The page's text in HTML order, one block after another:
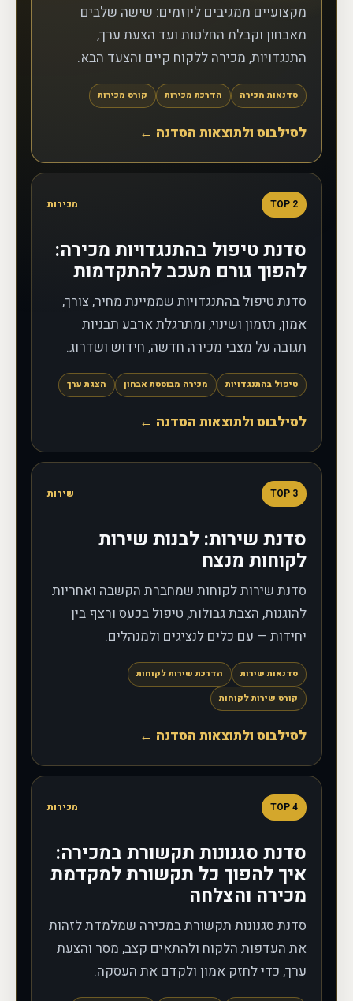
מקצועיים ממגיבים ליוזמים: שישה שלבים
מאבחון וקבלת החלטות ועד הצעת ערך,
התנגדויות, מכירה ללקוח קיים והצעד הבא.
סדנאות מכירה הדרכת מכירות קורס מכירות
לסילבוס ולתוצאות הסדנה ←
TOP 2 מכירות
סדנת טיפול בהתנגדויות מכירה:
להפוך גורם מעכב להתקדמות
סדנת טיפול בהתנגדויות שממיינת מחיר, צורך,
אמון, תזמון ושינוי, ומתרגלת ארבע תבניות
תגובה על מצבי מכירה חדשה, חידוש ושדרוג.
טיפול בהתנגדויות מכירה מבוססת אבחון הצגת ערך
לסילבוס ולתוצאות הסדנה ←
TOP 3 שירות
סדנת שירות: לבנות שירות
לקוחות מנצח
סדנת שירות לקוחות שמחברת הקשבה ואחריות
להוגנות, הצבת גבולות, טיפול בכעס ורצף בין
יחידות — עם כלים לנציגים ולמנהלים.
סדנאות שירות
הדרכת שירות לקוחות
קורס שירות לקוחות
לסילבוס ולתוצאות הסדנה ←
TOP4 מכירות
סדנת סגנונות תקשורת במכירה:
איך להפוך כל תקשורת למקדמת
מכירה והצלחה
סדנת סגנונות תקשורת במכירה שמלמדת לזהות
את העדפות הלקוח ולהתאים קצב, מסר והצעת
ערך, כדי לחזק אמון ולקדם את העסקה.